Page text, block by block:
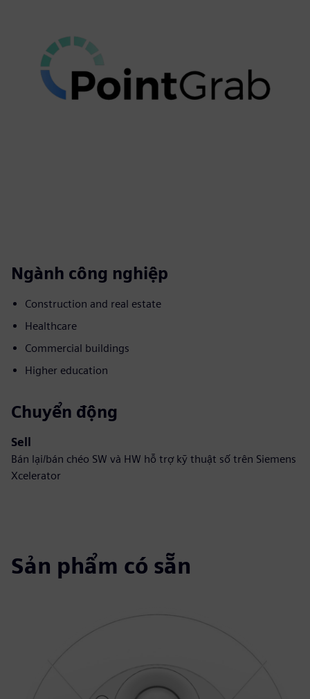
Ngành công nghiệp
Construction and real estate
Healthcare
Commercial buildings
Higher education
Chuyển động
Sell
Bán lại/bán chéo SW và HW hỗ trợ kỹ thuật số trên Siemens
Xcelerator
Sản phẩm có sẵn